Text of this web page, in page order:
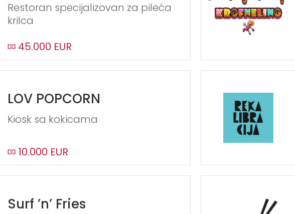
Restoran specijalizovan za pileća
krilca
45.000 EUR
LOV POPCORN
Kiosk sa kokicama
10.000 EUR
Surf ’n’ Fries